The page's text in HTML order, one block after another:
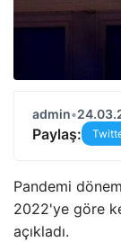
admin•
Paylaş:
Pandemi
2022'ye göre
açıkladı.